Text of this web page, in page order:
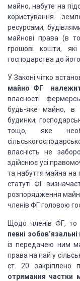
майно, набуте на
користування
ресурсами,
майнові права (в
грошові кошти,
господарства до
У Законі чітко
майно ФГ
власності
будь-яке майно, в
будинки,
тощо, яке
власність не
здійснює усі
та набуття майна на
статуті ФГ
розпорядження
членів ФГ головою
Щодо членів ФГ, то
певні
із передачею ним
права на пай у
ст. 20 закріплено
отримання частки